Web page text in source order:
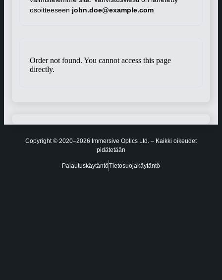
osoitteeseen john.doe@example.com
Order not found. You cannot access this page
directly.
Copyright © 2020–2026 Immersive Optics Ltd. – Kaikki oikeudet
pidätetään
PalautuskäytäntöTietosuojakäytäntö